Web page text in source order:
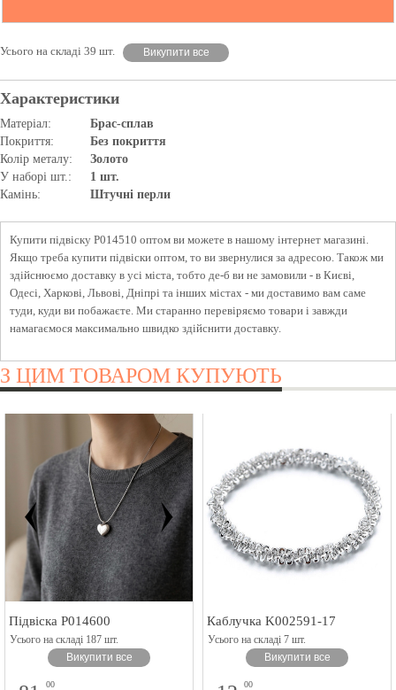
Усього на складі 39 шт. Викупити все
Характеристики
Матеріал:
Брас-сплав
Покриття:
Без покриття
Колір металу:
Золото
У наборі шт.:
1 шт.
Камінь:
Штучні перли
Купити підвіску P014510 оптом ви можете в нашому інтернет магазині.
Якщо треба купити підвіски оптом, то ви звернулися за адресою. Також ми
здійснюємо доставку в усі міста, тобто де-б ви не замовили - в Києві,
Одесі, Харкові, Львові, Дніпрі та інших містах - ми доставимо вам саме
туди, куди ви побажаєте. Ми старанно перевіряємо товари і завжди
намагаємося максимально швидко здійснити доставку.
З ЦИМ ТОВАРОМ КУПУЮТЬ
Підвіска P014600
Усього на складі 187 шт.
Викупити все
00
Каблучка K002591-17
Усього на складі 7 шт.
Викупити все
00